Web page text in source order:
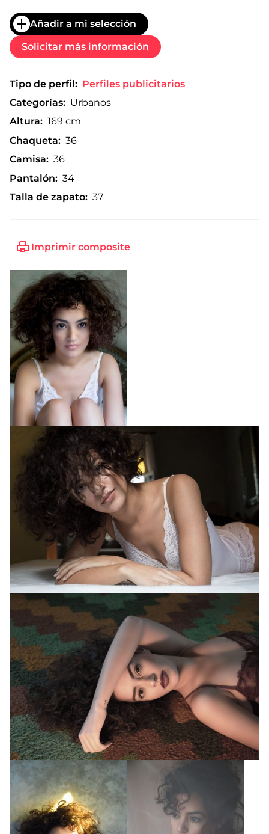
Añadir a mi selección
Solicitar más información
Tipo de perfil: Perfiles publicitarios
Categorías: Urbanos
Altura: 169 cm
Chaqueta: 36
Camisa: 36
Pantalón: 34
Talla de zapato: 37
Imprimir composite